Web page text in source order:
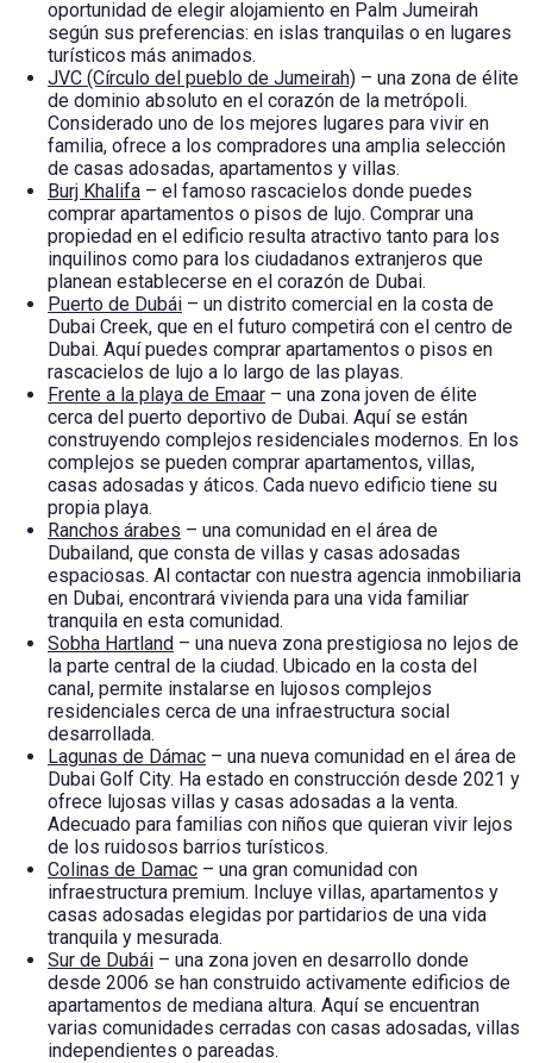
oportunidad de elegir alojamiento en Palm Jumeirah
según sus preferencias: en islas tranquilas o en lugares
turísticos más animados.
JVC (Círculo del pueblo de Jumeirah) – una zona de élite
de dominio absoluto en el corazón de la metrópoli.
Considerado uno de los mejores lugares para vivir en
familia, ofrece a los compradores una amplia selección
de casas adosadas, apartamentos y villas.
Burj Khalifa – el famoso rascacielos donde puedes
comprar apartamentos o pisos de lujo. Comprar una
propiedad en el edificio resulta atractivo tanto para los
inquilinos como para los ciudadanos extranjeros que
planean establecerse en el corazón de Dubai.
Puerto de Dubái – un distrito comercial en la costa de
Dubai Creek, que en el futuro competirá con el centro de
Dubai. Aquí puedes comprar apartamentos o pisos en
rascacielos de lujo a lo largo de las playas.
Frente a la playa de Emaar – una zona joven de élite
cerca del puerto deportivo de Dubai. Aquí se están
construyendo complejos residenciales modernos. En los
complejos se pueden comprar apartamentos, villas,
casas adosadas y áticos. Cada nuevo edificio tiene su
propia playa.
Ranchos árabes – una comunidad en el área de
Dubailand, que consta de villas y casas adosadas
espaciosas. Al contactar con nuestra agencia inmobiliaria
en Dubai, encontrará vivienda para una vida familiar
tranquila en esta comunidad.
Sobha Hartland – una nueva zona prestigiosa no lejos de
la parte central de la ciudad. Ubicado en la costa del
canal, permite instalarse en lujosos complejos
residenciales cerca de una infraestructura social
desarrollada.
Lagunas de Dámac – una nueva comunidad en el área de
Dubai Golf City. Ha estado en construcción desde 2021 y
ofrece lujosas villas y casas adosadas a la venta.
Adecuado para familias con niños que quieran vivir lejos
de los ruidosos barrios turísticos.
Colinas de Damac – una gran comunidad con
infraestructura premium. Incluye villas, apartamentos y
casas adosadas elegidas por partidarios de una vida
tranquila y mesurada.
Sur de Dubái – una zona joven en desarrollo donde
desde 2006 se han construido activamente edificios de
apartamentos de mediana altura. Aquí se encuentran
varias comunidades cerradas con casas adosadas, villas
independientes o pareadas.